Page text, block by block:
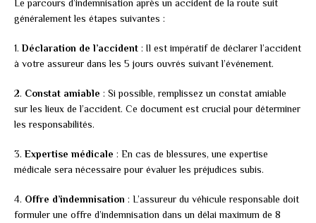
Le parcours d’indemnisation après un accident de la route suit
généralement les étapes suivantes :
1. Déclaration de l’accident : Il est impératif de déclarer l’accident
à votre assureur dans les 5 jours ouvrés suivant l’événement.
2. Constat amiable : Si possible, remplissez un constat amiable
sur les lieux de l’accident. Ce document est crucial pour déterminer
les responsabilités.
3. Expertise médicale : En cas de blessures, une expertise
médicale sera nécessaire pour évaluer les préjudices subis.
4. Offre d’indemnisation : L’assureur du véhicule responsable doit
formuler une offre d’indemnisation dans un délai maximum de 8